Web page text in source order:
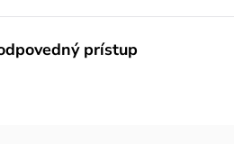
prístup